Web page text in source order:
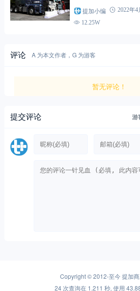
提加小编 2022年4
12.25W
评论 A 为本文作者，G 为游客
暂无评论！
提交评论 游
Copyright © 2012-至今提加
24 次查询在 1.211 秒, 使用